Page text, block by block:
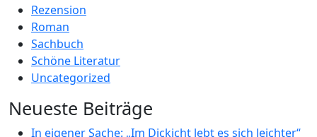
Rezension
Roman
Sachbuch
Schöne Literatur
Uncategorized
Neueste Beiträge
In eigener Sache: „Im Dickicht lebt es sich leichter“